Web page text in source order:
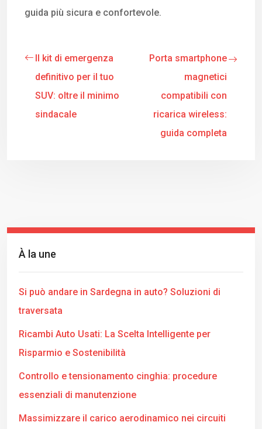
guida più sicura e confortevole.
Il kit di emergenza
definitivo per il tuo
SUV: oltre il minimo
sindacale
Porta smartphone
magnetici
compatibili con
ricarica wireless:
guida completa
À la une
Si può andare in Sardegna in auto? Soluzioni di
traversata
Ricambi Auto Usati: La Scelta Intelligente per
Risparmio e Sostenibilità
Controllo e tensionamento cinghia: procedure
essenziali di manutenzione
Massimizzare il carico aerodinamico nei circuiti